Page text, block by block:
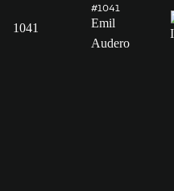
1041
#1041
Emil
Audero